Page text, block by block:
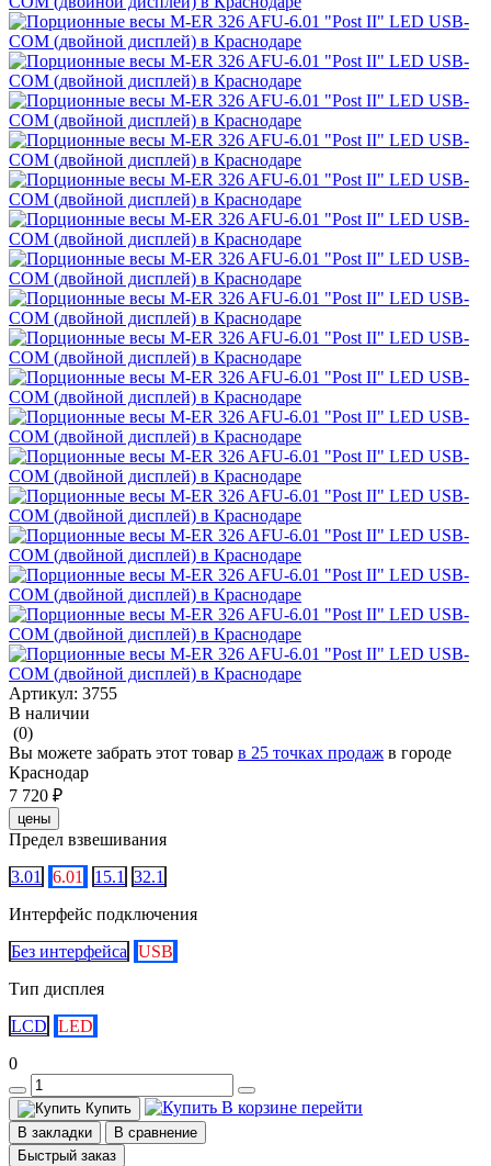
Артикул: 3755
В наличии
(0)
Вы можете забрать этот товар в 25 точках продаж в городе
Краснодар
7 720 ₽
цены
Предел взвешивания
3.01
6.01 15.1
32.1
Интерфейс подключения
Без интерфейса
USB
Тип дисплея
LCD
LED
0
Купить В корзине перейти
В закладки
В сравнение
Быстрый заказ